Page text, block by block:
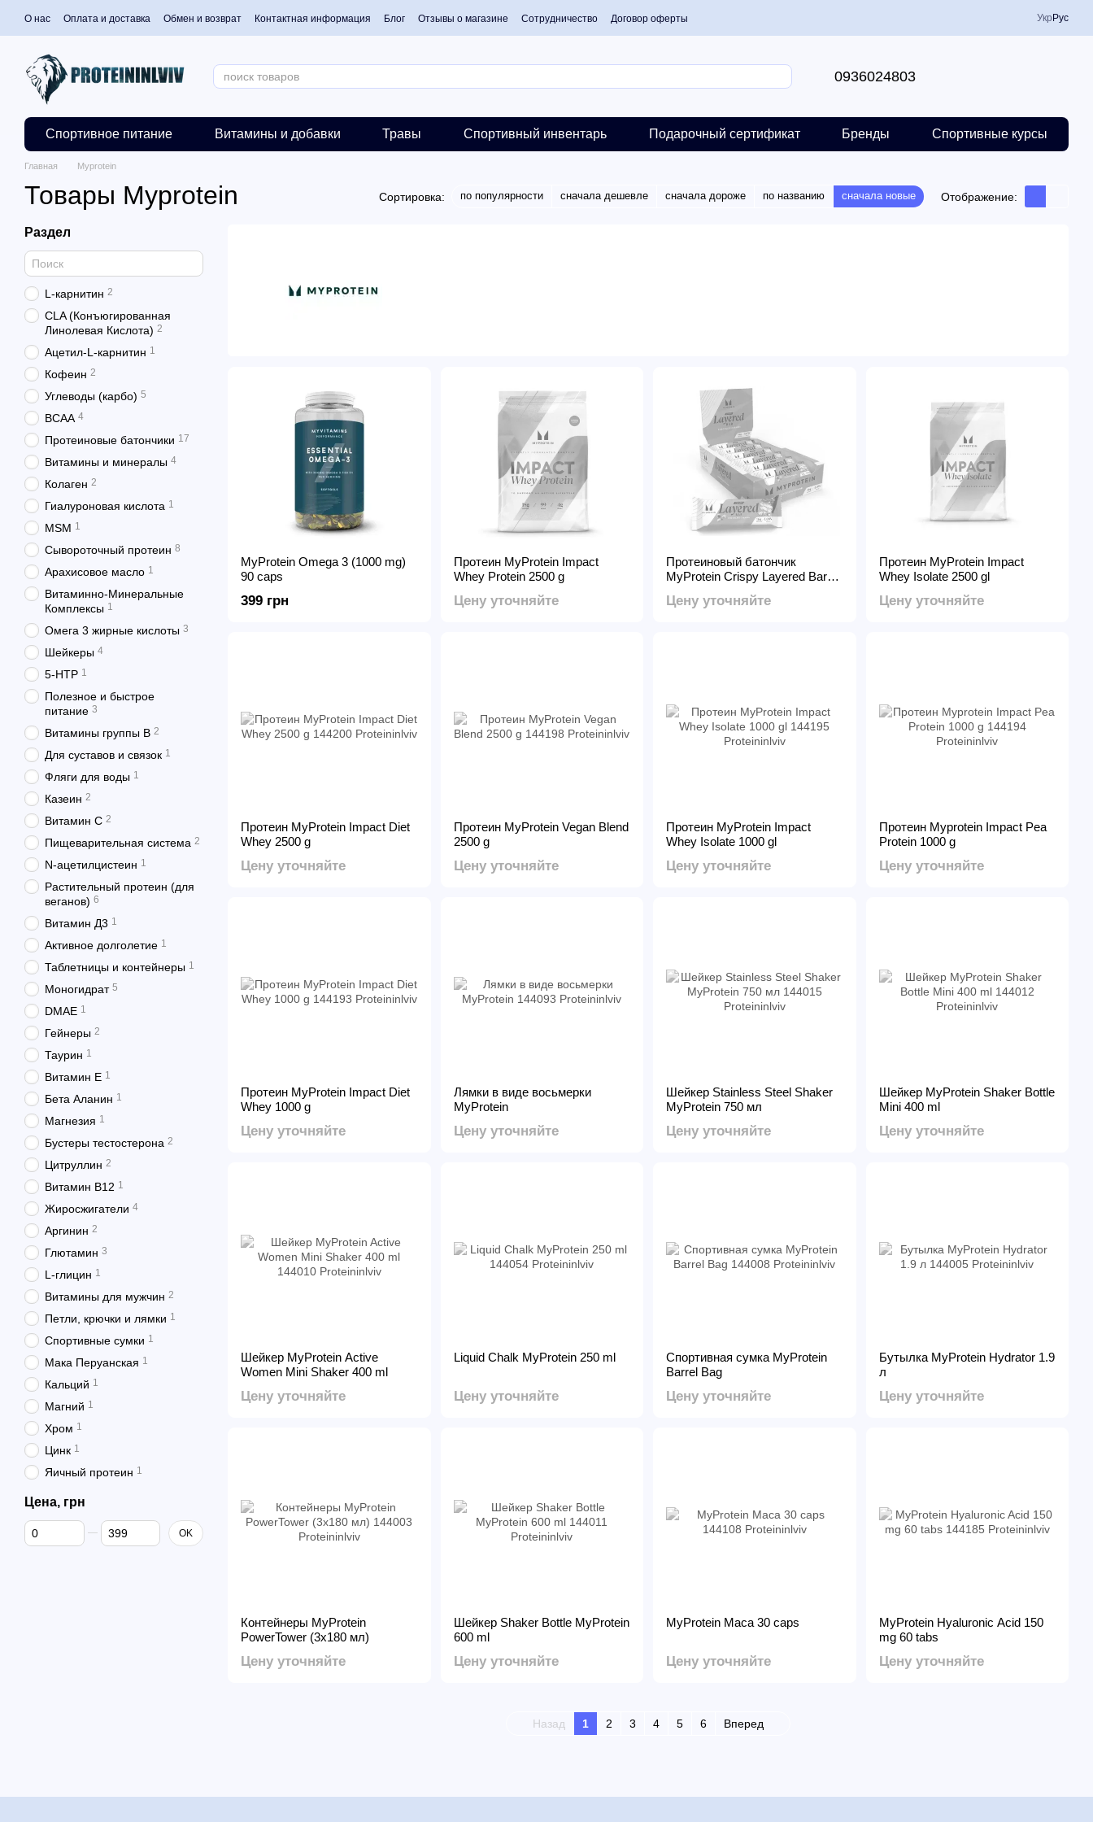
Перейти к основному контенту
О нас Оплата и доставка Обмен и возврат Контактная информация Блог Отзывы о магазине Сотрудничество Договор оферты Укр Рус
0936024803
Спортивное питание Витамины и добавки Травы Спортивный инвентарь Подарочный сертификат Бренды Спортивные курсы
Главная Myprotein
Товары Myprotein Сортировка: по популярности сначала дешевле сначала дороже по названию сначала новые Отображение:
MyProtein Omega 3 (1000 mg)
90 caps
399 грн
Протеин MyProtein Impact
Whey Protein 2500 g
Цену уточняйте
Протеиновый батончик
MyProtein Crispy Layered Bar
Цену уточняйте
Протеин MyProtein Impact
Whey Isolate 2500 gl
Цену уточняйте
Протеин MyProtein Impact Diet
Whey 2500 g
Цену уточняйте
Протеин MyProtein Vegan Blend
2500 g
Цену уточняйте
Протеин MyProtein Impact
Whey Isolate 1000 gl
Цену уточняйте
Протеин Myprotein Impact Pea
Protein 1000 g
Цену уточняйте
Протеин MyProtein Impact Diet
Whey 1000 g
Цену уточняйте
Лямки в виде восьмерки
MyProtein
Цену уточняйте
Шейкер Stainless Steel Shaker
MyProtein 750 мл
Цену уточняйте
Шейкер MyProtein Shaker Bottle
Mini 400 ml
Цену уточняйте
Шейкер MyProtein Active
Women Mini Shaker 400 ml
Цену уточняйте
Liquid Chalk MyProtein 250 ml
Цену уточняйте
Спортивная сумка MyProtein
Barrel Bag
Цену уточняйте
Бутылка MyProtein Hydrator 1.9
л
Цену уточняйте
Контейнеры MyProtein
PowerTower (3х180 мл)
Цену уточняйте
Шейкер Shaker Bottle MyProtein
600 ml
Цену уточняйте
MyProtein Maca 30 caps
Цену уточняйте
MyProtein Hyaluronic Acid 150
mg 60 tabs
Цену уточняйте
Назад 1 2 3 4 5 6 Вперед
Раздел
L-карнитин 2
CLA (Конъюгированная
Линолевая Кислота) 2
Ацетил-L-карнитин 1
Кофеин 2
Углеводы (карбо) 5
BCAA 4
Протеиновые батончики 17
Витамины и минералы 4
Колаген 2
Гиалуроновая кислота 1
MSM 1
Сывороточный протеин 8
Арахисовое масло 1
Витаминно-Минеральные
Комплексы 1
Омега 3 жирные кислоты 3
Шейкеры 4
5-HTP 1
Полезное и быстрое
питание 3
Витамины группы B 2
Для суставов и связок 1
Фляги для воды 1
Казеин 2
Витамин C 2
Пищеварительная система 2
N-ацетилцистеин 1
Растительный протеин (для
веганов) 6
Витамин Д3 1
Активное долголетие 1
Таблетницы и контейнеры 1
Моногидрат 5
DMAE 1
Гейнеры 2
Таурин 1
Витамин Е 1
Бета Аланин 1
Магнезия 1
Бустеры тестостерона 2
Цитруллин 2
Витамин В12 1
Жиросжигатели 4
Аргинин 2
Глютамин 3
L-глицин 1
Витамины для мужчин 2
Петли, крючки и лямки 1
Спортивные сумки 1
Мака Перуанская 1
Кальций 1
Магний 1
Хром 1
Цинк 1
Яичный протеин 1
Цена, грн
От Цена, грн
До Цена, грн OK